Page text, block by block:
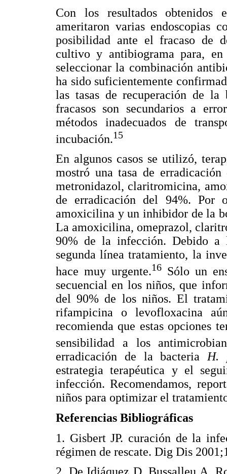
Con los resultados obtenidos
ameritaron varias endoscopias
posibilidad ante el fracaso de
cultivo y antibiograma para,
seleccionar la combinación
ha sido suficientemente
las tasas de recuperación de
fracasos son secundarios a
métodos inadecuados de
incubación.15
En algunos casos se utilizó,
mostró una tasa de
metronidazol, claritromicina,
de erradicación del 94%. Por
amoxicilina y un inhibidor de la
La amoxicilina, omeprazol,
90% de la infección. Debido a
segunda línea tratamiento, la
hace muy urgente.16 Sólo un
secuencial en los niños, que
del 90% de los niños. El
rifampicina o levofloxacina
recomienda que estas opciones
sensibilidad a los
erradicación de la bacteriaH.
estrategia terapéutica y el
infección. Recomendamos,
niños para optimizar el
Referencias Bibliográficas
1. Gisbert JP. curación de la
régimen de rescate. Dig Dis